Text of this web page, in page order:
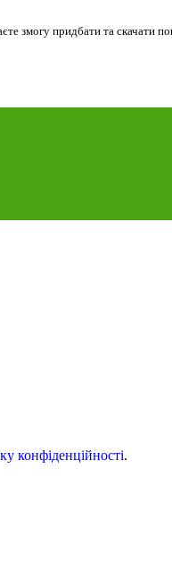
змогу придбати та скачати
конфіденційності.